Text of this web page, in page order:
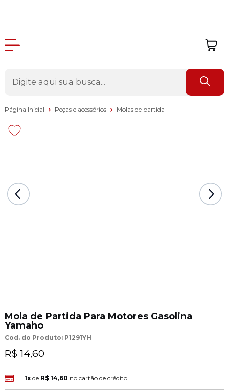
Página Inicial Peças e acessórios Molas de partida
Mola de Partida Para Motores Gasolina
Yamaho
Cod. do Produto: P1291YH
R$ 14,60
1xde R$ 14,60 no cartão de crédito